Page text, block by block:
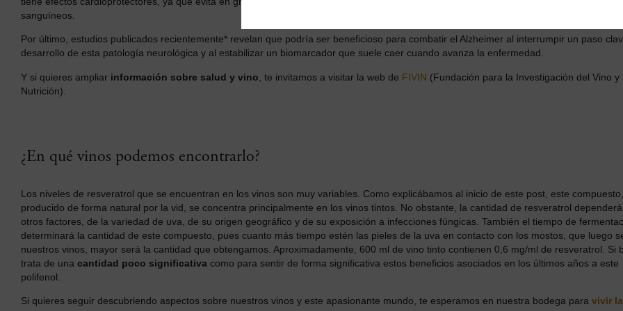
sanguíneos.
Por último, estudios publicados recientemente* revelan que podría ser beneficioso para combatir el Alzheimer al interrumpir un paso
desarrollo de esta patología neurológica y al estabilizar un biomarcador que suele caer cuando avanza la enfermedad.
Y si quieres ampliar información sobre salud y vino , te invitamos a visitar la web de FIVIN (Fundación para la Investigación del Vino y
Nutrición).
¿En qué vinos podemos encontrarlo?
Los niveles de resveratrol que se encuentran en los vinos son muy variables. Como explicábamos al inicio de este post, este compuesto,
producido de forma natural por la vid, se concentra principalmente en los vinos tintos. No obstante, la cantidad de resveratrol
otros factores, de la variedad de uva, de su origen geográfico y de su exposición a infecciones fúngicas. También el tiempo de
determinará la cantidad de este compuesto, pues cuanto más tiempo estén las pieles de la uva en contacto con los mostos, que luego
nuestros vinos, mayor será la cantidad que obtengamos. Aproximadamente, 600 ml de vino tinto contienen 0,6 mg/ml de resveratrol. Si
trata de una cantidad poco significativa como para sentir de forma significativa estos beneficios asociados en los últimos años a este
polifenol.
Si quieres seguir descubriendo aspectos sobre nuestros vinos y este apasionante mundo, te esperamos en nuestra bodega para vivir la